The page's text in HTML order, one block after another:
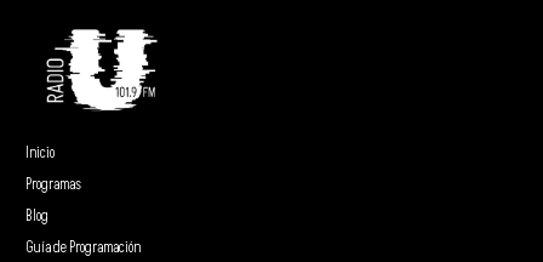
Inicio
Programas
Blog
Guía de Programación